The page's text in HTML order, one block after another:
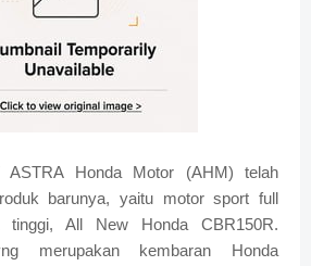
ASTRA Honda Motor (AHM) telah
barunya, yaitu motor sport full
tinggi, All New Honda CBR150R.
merupakan kembaran Honda